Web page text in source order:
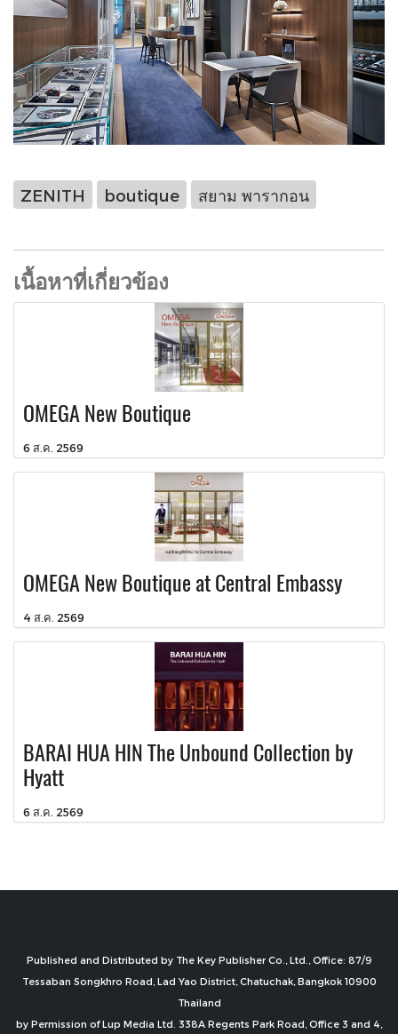
ZENITH boutique สยาม พารากอน
เนื้อหาที่เกี่ยวข้อง
OMEGA New Boutique
6 ส.ค. 2569
OMEGA New Boutique at Central Embassy
4 ส.ค. 2569
BARAI HUA HIN The Unbound Collection by
Hyatt
6 ส.ค. 2569
Published and Distributed by The Key Publisher Co., Ltd., Office: 87/9
Tessaban Songkhro Road, Lad Yao District, Chatuchak, Bangkok 10900
Thailand
by Permission of Lup Media Ltd. 338A Regents Park Road, Office 3 and 4,